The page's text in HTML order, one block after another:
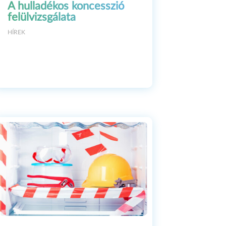
A hulladékos koncesszió
felülvizsgálata
HÍREK
Osvárt in the
role in 2018.
how